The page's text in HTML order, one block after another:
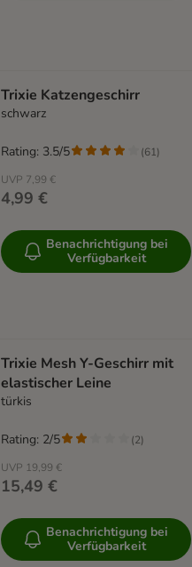
Trixie Katzengeschirr
schwarz
UVP 7,99 €
4,99 €
Rating: 3.5/5 (61)
Benachrichtigung bei
Verfügbarkeit
Trixie Mesh Y-Geschirr mit
elastischer Leine
türkis
UVP 19,99 €
15,49 €
Rating: 2/5 (2)
Benachrichtigung bei
Verfügbarkeit